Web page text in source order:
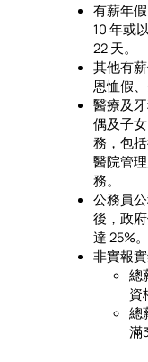
有薪年
10 年或
22 天。
其他有
恩恤假、
醫療及
偶及子
務，包
醫院管
務。
公務員
後，政
達 25%。
非實報
總
資
總
滿